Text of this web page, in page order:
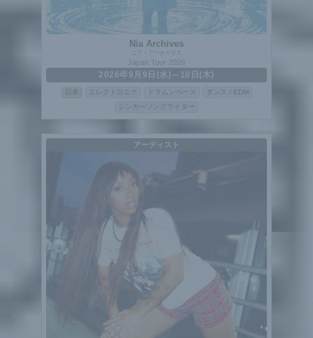
Nia Archives
Japan Tour 2026
2026年9月9日(水)～10日(木)
エレクトロニク ドラムンベース
ダンス / EDM
シンガーソングライター
アーティスト